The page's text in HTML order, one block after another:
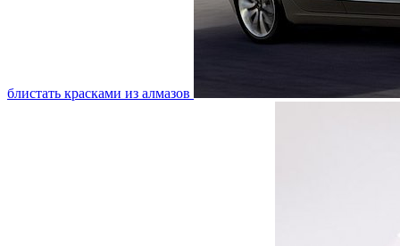
блистать красками из алмазов